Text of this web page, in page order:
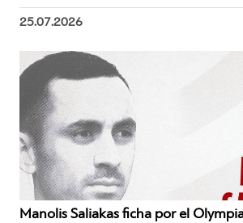
25.07.2026
Manolis Saliakas ficha por el